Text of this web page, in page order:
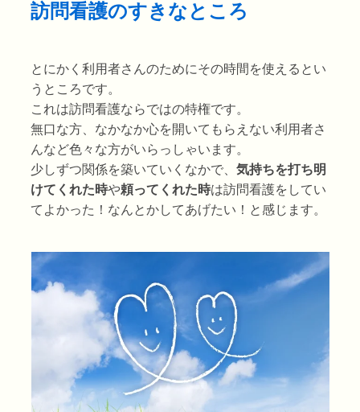
訪問看護のすきなところ
とにかく利用者さんのためにその時間を使えるとい
うところです。
これは訪問看護ならではの特権です。
無口な方、なかなか心を開いてもらえない利用者さ
んなど色々な方がいらっしゃいます。
少しずつ関係を築いていくなかで、気持ちを打ち明
けてくれた時や頼ってくれた時は訪問看護をしてい
てよかった！なんとかしてあげたい！と感じます。